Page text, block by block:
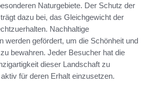
Naturgebiete. Der Schutz der
dazu bei, das Gleichgewicht der
Nachhaltige
werden gefördert, um die Schönheit und
bewahren. Jeder Besucher hat die
dieser Landschaft zu
für deren Erhalt einzusetzen.